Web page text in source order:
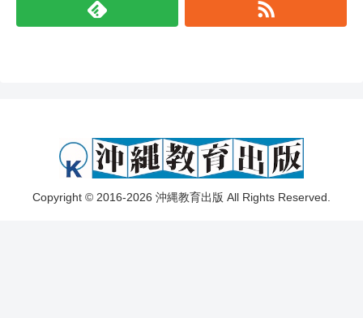
Copyright © 2016-2026 沖縄教育出版 All Rights Reserved.